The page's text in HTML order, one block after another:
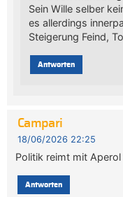
Sein Wille selber
es allerdings
Steigerung Feind,
Antworten
Campari
18/06/2026 22:25
Politik reimt mit Aperol
Antworten